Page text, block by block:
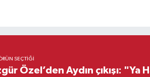
SEÇTIĞI
Özel’den Aydın çıkışı: "Ya